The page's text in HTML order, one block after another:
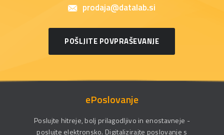
prodaja@datalab.si
POŠLJITE POVPRAŠEVANJE
ePoslovanje
Poslujte hitreje, bolj prilagodljivo in enostavneje -
poslujte elektronsko. Digitalizirajte poslovanje s